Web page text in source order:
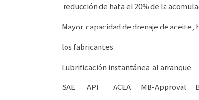
reducción de hata el 20% de la
Mayor capacidad de drenaje de aceite,
los fabricantes
Lubrificación instantánea al arranque
SAE API ACEA MB-Approval